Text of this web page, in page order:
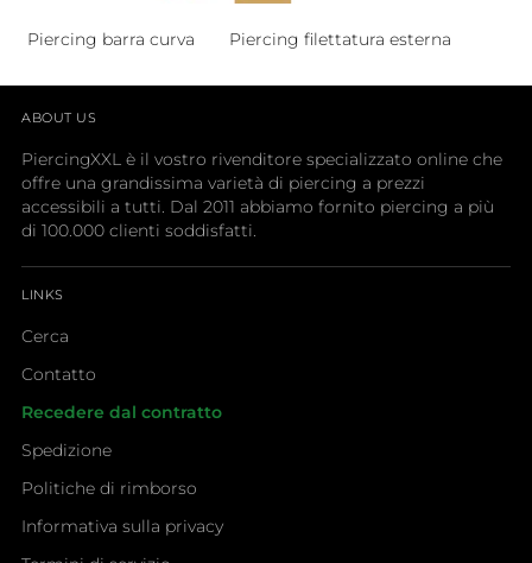
Piercing barra curva Piercing filettatura esterna
ABOUT US
PiercingXXL è il vostro rivenditore specializzato online che
offre una grandissima varietà di piercing a prezzi
accessibili a tutti. Dal 2011 abbiamo fornito piercing a più
di 100.000 clienti soddisfatti.
LINKS
Cerca
Contatto
Recedere dal contratto
Spedizione
Politiche di rimborso
Informativa sulla privacy